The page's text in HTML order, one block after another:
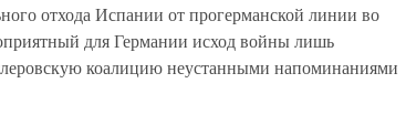
отхода Испании от прогерманской линии во
для Германии исход войны лишь
коалицию неустанными напоминаниями